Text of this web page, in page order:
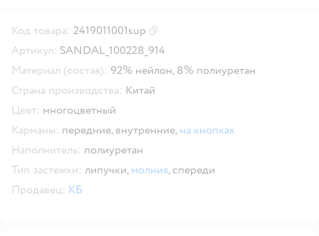
Код товара: 2419011001sup
Артикул: SANDAL_100228_914
Материал (состав): 92% нейлон, 8% полиуретан
Страна производства: Китай
Цвет: многоцветный
Карманы: передние, внутренние, на кнопках
Наполнитель: полиуретан
Тип застежки: липучки, молния, спереди
Продавец: КБ